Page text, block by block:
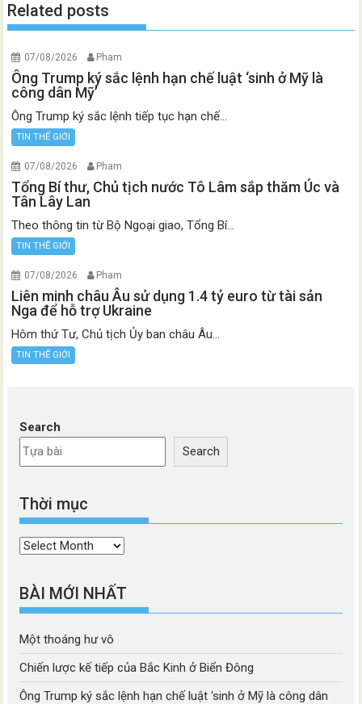
Related posts
07/08/2026 Pham
Ông Trump ký sắc lệnh hạn chế luật ‘sinh ở Mỹ là
công dân Mỹ’
Ông Trump ký sắc lệnh tiếp tục hạn chế...
TIN THẾ GIỚI
07/08/2026 Pham
Tổng Bí thư, Chủ tịch nước Tô Lâm sắp thăm Úc và
Tân Lây Lan
Theo thông tin từ Bộ Ngoại giao, Tổng Bí...
TIN THẾ GIỚI
07/08/2026 Pham
Liên minh châu Âu sử dụng 1.4 tỷ euro từ tài sản
Nga để hỗ trợ Ukraine
Hôm thứ Tư, Chủ tịch Ủy ban châu Âu...
TIN THẾ GIỚI
Search
Search
Thời mục
Thời
BÀI MỚI NHẤT
Một thoáng hư vô
Chiến lược kế tiếp của Bắc Kinh ở Biển Đông
Ông Trump ký sắc lệnh hạn chế luật ‘sinh ở Mỹ là công dân